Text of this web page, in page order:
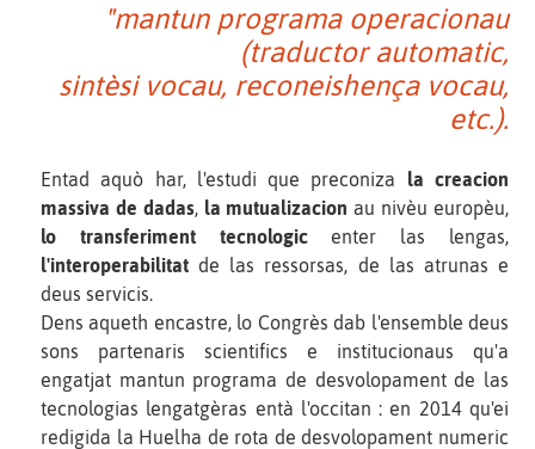
"mantun programa operacionau
(traductor automatic,
sintèsi vocau, reconeishença vocau,
etc.).
Entad aquò har, l'estudi que preconiza la creacion
massiva de dadas, la mutualizacion au nivèu europèu,
lo transferiment tecnologicenter las lengas,
l'interoperabilitat de las ressorsas, de las atrunas e
deus servicis.
Dens aqueth encastre, lo Congrès dab l'ensemble deus
sons partenaris scientifics e institucionaus qu'a
engatjat mantun programa de desvolopament de las
tecnologias lengatgèras entà l'occitan : en 2014 qu'ei
redigida la Huelha de rota de desvolopament numeric